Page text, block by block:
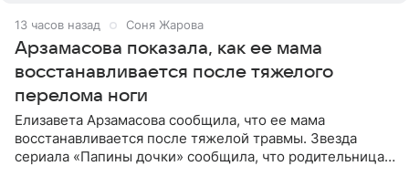
13 часов назад Соня Жарова
Арзамасова показала, как ее мама
восстанавливается после тяжелого
перелома ноги
Елизавета Арзамасова сообщила, что ее мама
восстанавливается после тяжелой травмы. Звезда
сериала «Папины дочки» сообщила, что родительница